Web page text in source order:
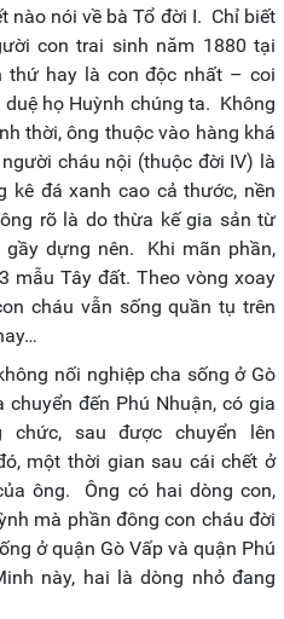
nào nói về bà Tổ đời I. Chỉ biết
con trai sinh năm 1880 tại
thứ hay là con độc nhất – coi
họ Huỳnh chúng ta. Không
thời, ông thuộc vào hàng khá
cháu nội (thuộc đời IV) là
kê đá xanh cao cả thước, nền
rõ là do thừa kế gia sản từ
dựng nên. Khi mãn phần,
mẫu Tây đất. Theo vòng xoay
cháu vẫn sống quần tụ trên
nối nghiệp cha sống ở Gò
đến Phú Nhuận, có gia
sau được chuyển lên
một thời gian sau cái chết ở
ông. Ông có hai dòng con,
mà phần đông con cháu đời
ở quận Gò Vấp và quận Phú
này, hai là dòng nhỏ đang